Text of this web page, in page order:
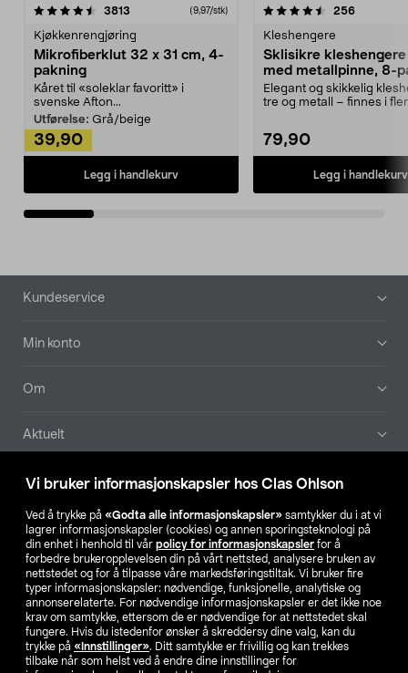
Vi bruker informasjonskapsler hos Clas Ohlson
Ved å trykke på «Godta alle informasjonskapsler» samtykker du i at vi
lagrer informasjonskapsler (cookies) og annen sporingsteknologi på
din enhet i henhold til vår policy for informasjonskapsler for å
forbedre brukeropplevelsen din på vårt nettsted, analysere bruken av
nettstedet og for å tilpasse våre markedsføringstiltak. Vi bruker fire
typer informasjonskapsler: nødvendige, funksjonelle, analytiske og
annonserelaterte. For nødvendige informasjonskapsler er det ikke noe
krav om samtykke, ettersom de er nødvendige for at nettstedet skal
fungere. Hvis du istedenfor ønsker å skreddersy dine valg, kan du
trykke på «Innstillinger». Ditt samtykke er frivillig og kan trekkes
tilbake når som helst ved å endre dine innstillinger for
3813 anmeldelser(9,97/stk)
Kjøkkenrengjøring
Mikrofiberklut 32 x 31 cm, 4-
pakning
Kåret til «soleklar favoritt» i
svenske Afton...
Utførelse: Grå/beige
39,90
Legg i handlekurv
4.5av 5 stjerner 256
Kleshengere
Sklisikre
med metallpinne, 8-
Elegant og skikkelig
tre og metall – finnes i
79,90
Legg i handlekurv
4.5av 5 stjerner
Bunntekst
Kundeservice
Min konto
Om
Aktuelt
Våre selskaper
Finn din butikk
SE NO FI